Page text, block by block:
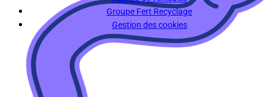
Groupe Fert Recyclage
Gestion des cookies